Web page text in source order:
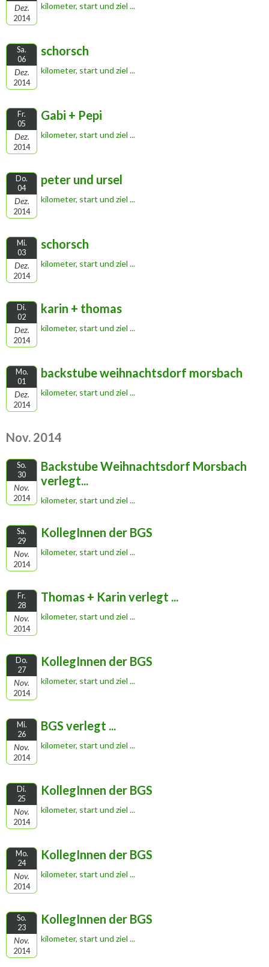
Dez.
2014
kilometer, start und ziel ...
Sa.
06
Dez.
2014
schorsch
kilometer, start und ziel ...
Fr.
05
Dez.
2014
Gabi + Pepi
kilometer, start und ziel ...
Do.
04
Dez.
2014
peter und ursel
kilometer, start und ziel ...
Mi.
03
Dez.
2014
schorsch
kilometer, start und ziel ...
Di.
02
Dez.
2014
karin + thomas
kilometer, start und ziel ...
Mo.
01
Dez.
2014
backstube weihnachtsdorf morsbach
kilometer, start und ziel ...
Nov. 2014
So.
30
Nov.
2014
Backstube Weihnachtsdorf Morsbach
verlegt...
kilometer, start und ziel ...
Sa.
29
Nov.
2014
KollegInnen der BGS
kilometer, start und ziel ...
Fr.
28
Nov.
2014
Thomas + Karin verlegt ...
kilometer, start und ziel ...
Do.
27
Nov.
2014
KollegInnen der BGS
kilometer, start und ziel ...
Mi.
26
Nov.
2014
BGS verlegt ...
kilometer, start und ziel ...
Di.
25
Nov.
2014
KollegInnen der BGS
kilometer, start und ziel ...
Mo.
24
Nov.
2014
KollegInnen der BGS
kilometer, start und ziel ...
So.
23
Nov.
2014
KollegInnen der BGS
kilometer, start und ziel ...